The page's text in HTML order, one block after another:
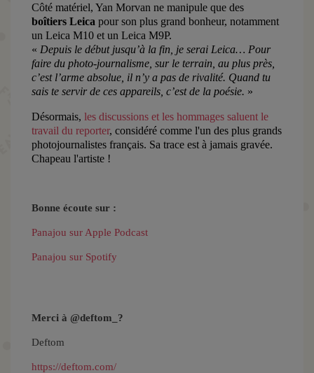
Côté matériel, Yan Morvan ne manipule que des
boîtiers Leica pour son plus grand bonheur, notamment
un Leica M10 et un Leica M9P.
« Depuis le début jusqu’à la fin, je serai Leica… Pour
faire du photo-journalisme, sur le terrain, au plus près,
c’est l’arme absolue, il n’y a pas de rivalité. Quand tu
sais te servir de ces appareils, c’est de la poésie. »
Désormais, les discussions et les hommages saluent le
travail du reporter, considéré comme l'un des plus grands
photojournalistes français. Sa trace est à jamais gravée.
Chapeau l'artiste !
Bonne écoute sur :
Panajou sur Apple Podcast
Panajou sur Spotify
Merci à @deftom_?
Deftom
https://deftom.com/⁠⁠⁠⁠⁠